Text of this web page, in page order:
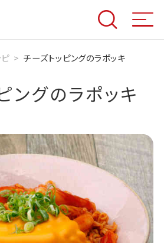
チーズトッピングのラポッキ
ングのラポッキ